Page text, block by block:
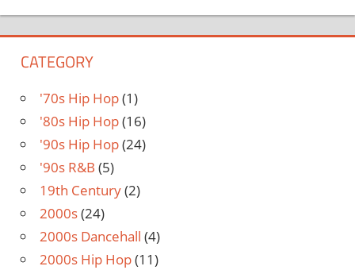
CATEGORY
'70s Hip Hop(1)
'80s Hip Hop(16)
'90s Hip Hop(24)
'90s R&B (5)
19th Century(2)
2000s(24)
2000s Dancehall (4)
2000s Hip Hop(11)